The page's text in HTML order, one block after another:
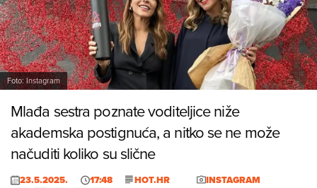
Foto: Instagram
Mlađa sestra poznate voditeljice niže
akademska postignuća, a nitko se ne može
načuditi koliko su slične
23.5.2025. 17:48 HOT.HR INSTAGRAM